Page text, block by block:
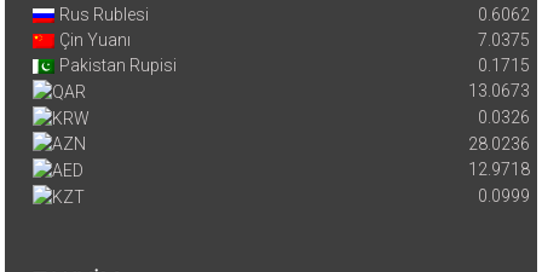
Rus Rublesi
0.6062
Çin Yuanı
7.0375
Pakistan Rupisi
0.1715
13.0673
0.0326
28.0236
12.9718
0.0999